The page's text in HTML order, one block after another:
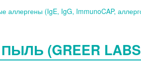
аллергены (IgE, IgG, ImmunoCAP,
(GREER